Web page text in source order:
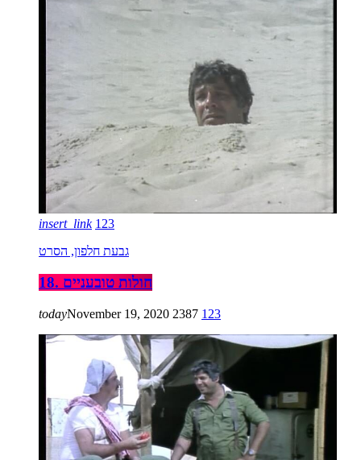
insert_link 123
גבעת חלפון, הסרט
18. חולות טובעניים
todayNovember 19, 2020 2387 123